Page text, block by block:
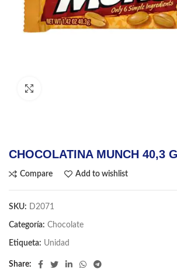
CHOCOLATINA MUNCH 40,3
Compare Add to wishlist
SKU: D2071
Categoría: Chocolate
Etiqueta: Unidad
Share